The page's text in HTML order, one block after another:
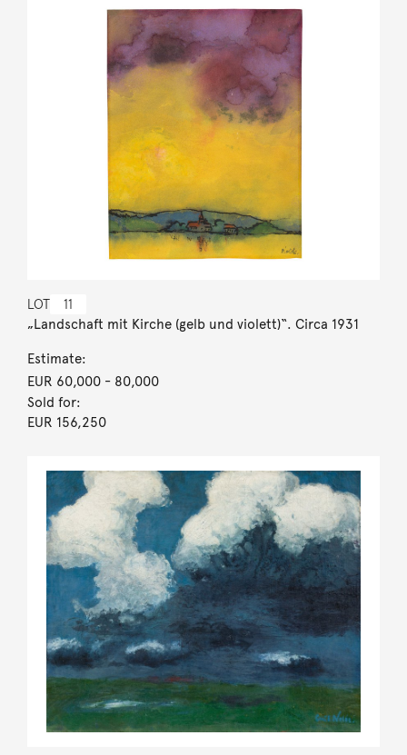
LOT 11
„Landschaft mit Kirche (gelb und violett)“. Circa 1931
Estimate:
EUR 60,000- 80,000
Sold for:
EUR 156,250